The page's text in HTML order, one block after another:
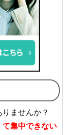
険、ローンなどの話
融や経済に精通した
とで、内容のわかり
るコンテンツと確か
ませんか？
て集中できない